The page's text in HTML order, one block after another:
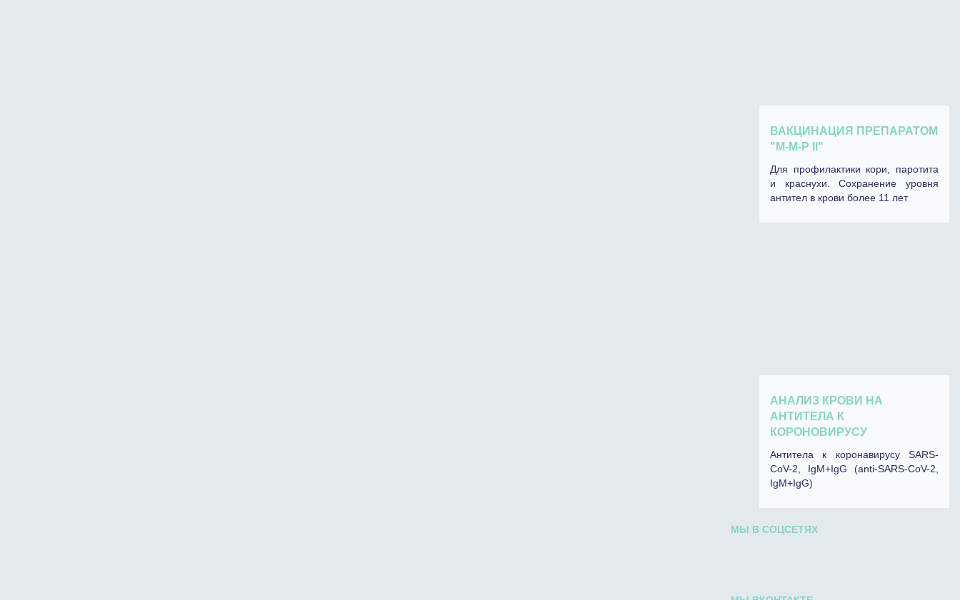
ВАКЦИНАЦИЯ ПРЕПАРАТОМ
"М-М-P II"
Для профилактики кори, паротита
и краснухи. Сохранение уровня
антител в крови более 11 лет
АНАЛИЗ КРОВИ НА
АНТИТЕЛА К
КОРОНОВИРУСУ
Антитела к коронавирусу SARS-
CoV-2, IgM+IgG (anti-SARS-CoV-2,
IgM+IgG)
МЫ В СОЦСЕТЯХ